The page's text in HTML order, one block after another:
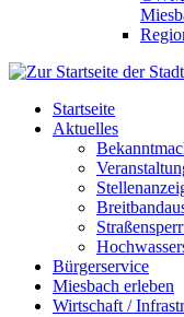
Startseite
Aktuelles
Bürgerservice
Miesbach erleben
Wirtschaft /